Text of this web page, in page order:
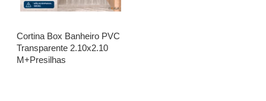
Cortina Box Banheiro PVC
Transparente 2.10x2.10
M+Presilhas